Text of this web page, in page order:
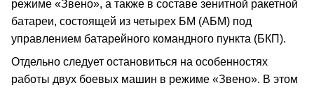
режиме «Звено», а также в составе зенитной ракетной
батареи, состоящей из четырех БМ (АБМ) под
управлением батарейного командного пункта (БКП).
Отдельно следует остановиться на особенностях
работы двух боевых машин в режиме «Звено». В этом